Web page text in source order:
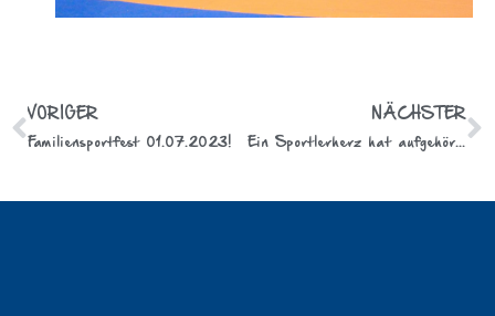
VORIGER
Familiensportfest 01.07.2023!
NÄCHSTER
Ein Sportlerherz hat aufgehört zu schlagen!